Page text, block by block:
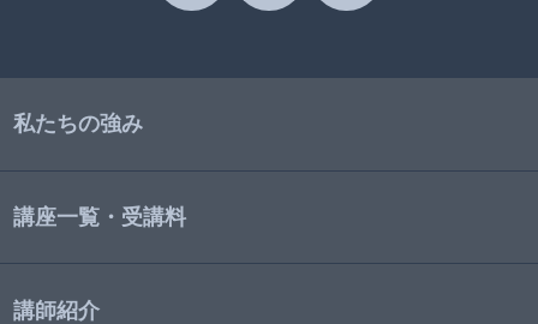
私たちの強み
講座一覧・受講料
講師紹介